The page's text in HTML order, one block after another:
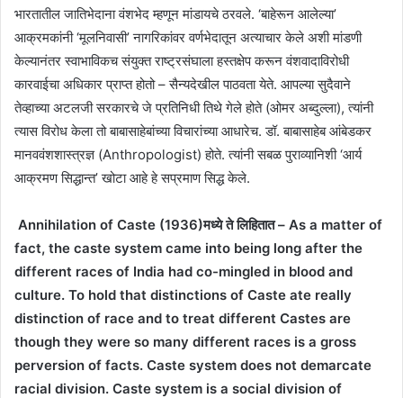
भारतातील जातिभेदाना वंशभेद म्हणून मांडायचे ठरवले. ‘बाहेरून आलेल्या’
आक्रमकांनी ‘मूलनिवासी’ नागरिकांवर वर्णभेदातून अत्याचार केले अशी मांडणी
केल्यानंतर स्वाभाविकच संयुक्त राष्ट्रसंघाला हस्तक्षेप करून वंशवादाविरोधी
कारवाईचा अधिकार प्राप्त होतो – सैन्यदेखील पाठवता येते. आपल्या सुदैवाने
तेव्हाच्या अटलजी सरकारचे जे प्रतिनिधी तिथे गेले होते (ओमर अब्दुल्ला), त्यांनी
त्यास विरोध केला तो बाबासाहेबांच्या विचारांच्या आधारेच. डॉ. बाबासाहेब आंबेडकर
मानववंशशास्त्रज्ञ (Anthropologist) होते. त्यांनी सबळ पुराव्यानिशी ‘आर्य
आक्रमण सिद्धान्त’ खोटा आहे हे सप्रमाण सिद्ध केले.
Annihilation of Caste (1936)मध्ये ते लिहितात – As a matter of
fact, the caste system came into being long after the
different races of India had co-mingled in blood and
culture. To hold that distinctions of Caste ate really
distinction of race and to treat different Castes are
though they were so many different races is a gross
perversion of facts. Caste system does not demarcate
racial division. Caste system is a social division of